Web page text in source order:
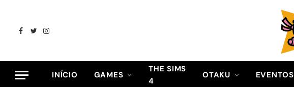
Facebook
TwitterInstagram
INÍCIO GAMES
THE SIMS
4
OTAKU EVENTOS